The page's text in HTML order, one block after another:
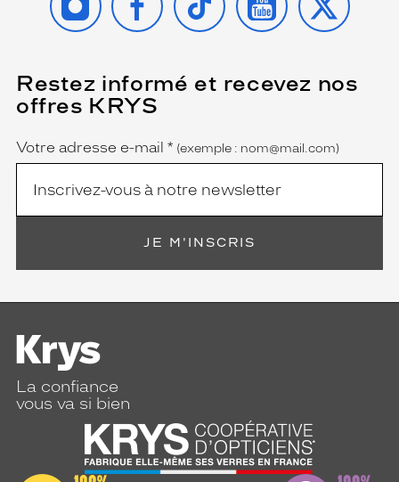
Restez informé et recevez nos
offres KRYS
Name
Votre adresse e-mail *
(Ce
champ
est
(exemple : nom@mail.com)
JE M'INSCRIS
La confiance
vous va si bien